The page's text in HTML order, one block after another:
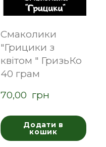
Смаколики
"Грицики з
квітом " ГризьКо
40 грам
70,00  грн
Додати в
кошик